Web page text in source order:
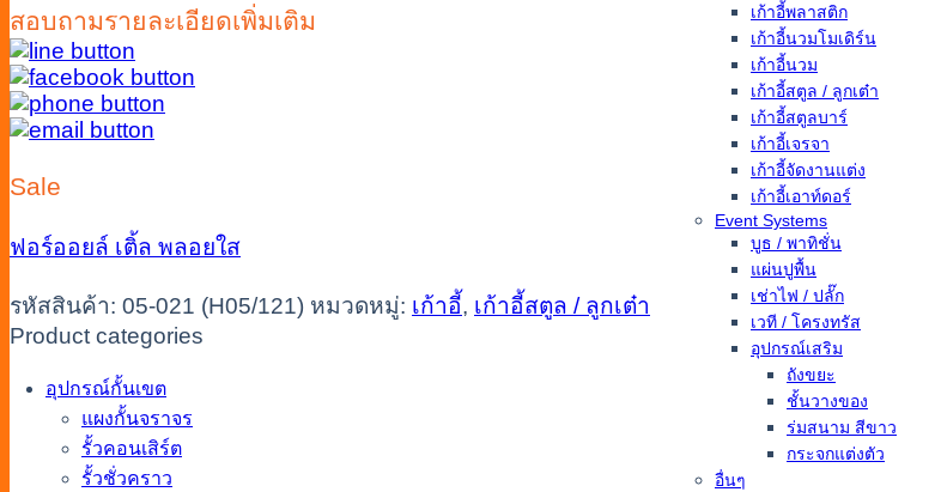
เก้าอี้พลาสติก
เก้าอี้นวมโมเดิร์น
เก้าอี้นวม
เก้าอี้สตูล / ลูกเต๋า
เก้าอี้สตูลบาร์
เก้าอี้เจรจา
เก้าอี้จัดงานแต่ง
เก้าอี้เอาท์ดอร์
Event Systems
บูธ / พาทิชั่น
แผ่นปูพื้น
เช่าไฟ / ปลั๊ก
เวที / โครงทรัส
อุปกรณ์เสริม
ถังขยะ
ชั้นวางของ
ร่มสนาม สีขาว
กระจกแต่งตัว
อื่นๆ
สอบถามรายละเอียดเพิ่มเติม
Sale
ฟอร์ออยล์ เติ้ล พลอยใส
รหัสสินค้า: 05-021 (H05/121) หมวดหมู่: เก้าอี้, เก้าอี้สตูล / ลูกเต๋า
Product categories
อุปกรณ์กั้นเขต
แผงกั้นจราจร
รั้วคอนเสิร์ต
รั้วชั่วคราว